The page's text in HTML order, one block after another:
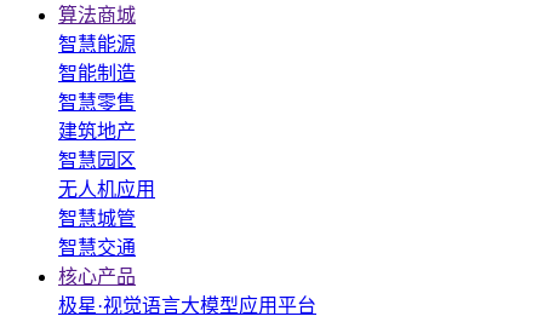
算法商城
智慧能源
智能制造
智慧零售
建筑地产
智慧园区
无人机应用
智慧城管
智慧交通
核心产品
极星·视觉语言大模型应用平台